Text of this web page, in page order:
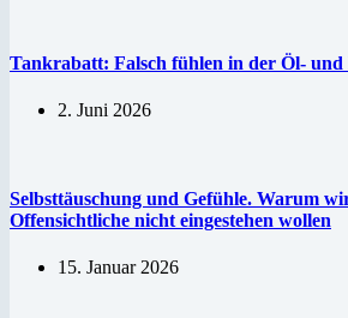
Tankrabatt: Falsch fühlen in der Öl-
2. Juni 2026
Selbsttäuschung und Gefühle. Warum
Offensichtliche nicht eingestehen wollen
15. Januar 2026